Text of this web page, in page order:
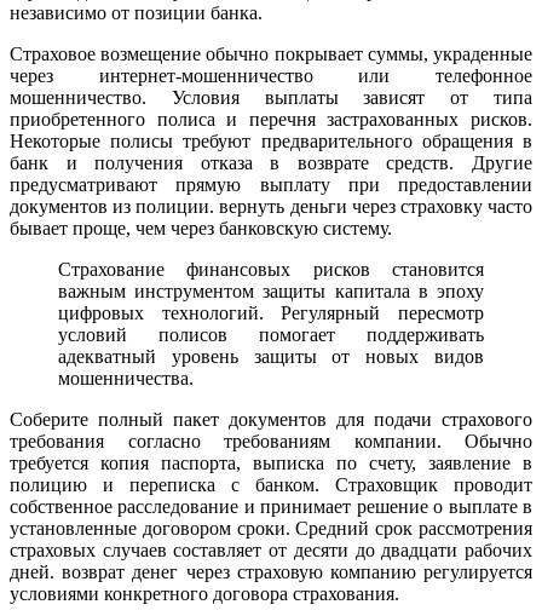
независимо от позиции банка.
Страховое возмещение обычно покрывает суммы, украденные
через интернет-мошенничество или телефонное
мошенничество. Условия выплаты зависят от типа
приобретенного полиса и перечня застрахованных рисков.
Некоторые полисы требуют предварительного обращения в
банк и получения отказа в возврате средств. Другие
предусматривают прямую выплату при предоставлении
документов из полиции. вернуть деньги через страховку часто
бывает проще, чем через банковскую систему.
Страхование финансовых рисков становится
важным инструментом защиты капитала в эпоху
цифровых технологий. Регулярный пересмотр
условий полисов помогает поддерживать
адекватный уровень защиты от новых видов
мошенничества.
Соберите полный пакет документов для подачи страхового
требования согласно требованиям компании. Обычно
требуется копия паспорта, выписка по счету, заявление в
полицию и переписка с банком. Страховщик проводит
собственное расследование и принимает решение о выплате в
установленные договором сроки. Средний срок рассмотрения
страховых случаев составляет от десяти до двадцати рабочих
дней. возврат денег через страховую компанию регулируется
условиями конкретного договора страхования.